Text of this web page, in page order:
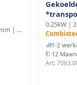
0.19kW | 1880x900x1200(h)mm | RVS/Glas
1-2
12
Art: